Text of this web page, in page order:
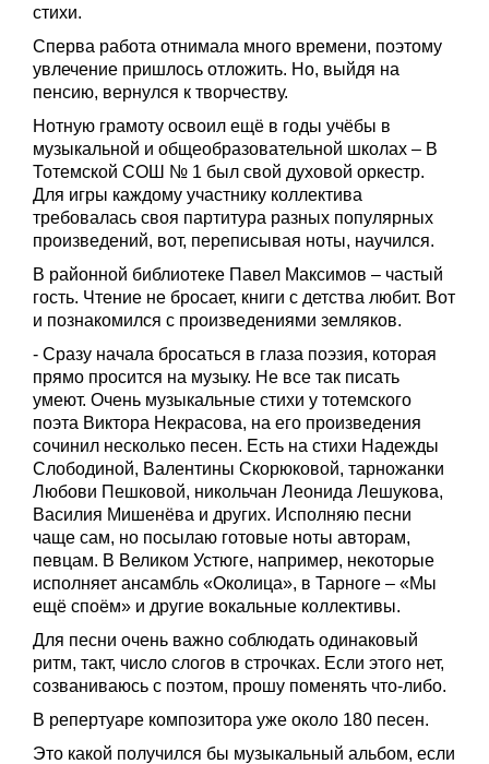
стихи.
Сперва работа отнимала много времени, поэтому
увлечение пришлось отложить. Но, выйдя на
пенсию, вернулся к творчеству.
Нотную грамоту освоил ещё в годы учёбы в
музыкальной и общеобразовательной школах – В
Тотемской СОШ № 1 был свой духовой оркестр.
Для игры каждому участнику коллектива
требовалась своя партитура разных популярных
произведений, вот, переписывая ноты, научился.
В районной библиотеке Павел Максимов – частый
гость. Чтение не бросает, книги с детства любит. Вот
и познакомился с произведениями земляков.
- Сразу начала бросаться в глаза поэзия, которая
прямо просится на музыку. Не все так писать
умеют. Очень музыкальные стихи у тотемского
поэта Виктора Некрасова, на его произведения
сочинил несколько песен. Есть на стихи Надежды
Слободиной, Валентины Скорюковой, тарножанки
Любови Пешковой, никольчан Леонида Лешукова,
Василия Мишенёва и других. Исполняю песни
чаще сам, но посылаю готовые ноты авторам,
певцам. В Великом Устюге, например, некоторые
исполняет ансамбль «Околица», в Тарноге – «Мы
ещё споём» и другие вокальные коллективы.
Для песни очень важно соблюдать одинаковый
ритм, такт, число слогов в строчках. Если этого нет,
созваниваюсь с поэтом, прошу поменять что-либо.
В репертуаре композитора уже около 180 песен.
Это какой получился бы музыкальный альбом, если